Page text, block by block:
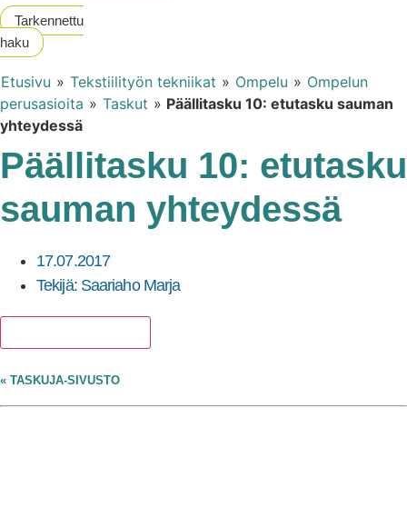
Tarkennettu
haku
Etusivu » Tekstiilityön tekniikat » Ompelu » Ompelun
perusasioita » Taskut » Päällitasku 10: etutasku sauman
yhteydessä
Päällitasku 10: etutasku
sauman yhteydessä
17.07.2017
Tekijä:Saariaho Marja
« TASKUJA-SIVUSTO